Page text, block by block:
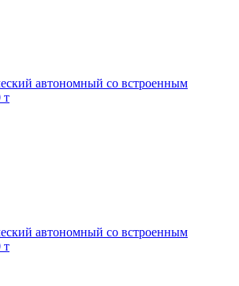
автономный со встроенным
т
автономный со встроенным
т